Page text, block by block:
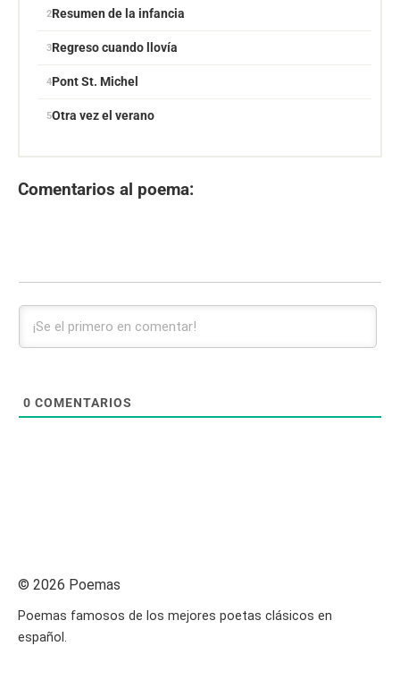
Resumen de la infancia
Regreso cuando llovía
Pont St. Michel
Otra vez el verano
Comentarios al poema:
0 COMENTARIOS
© 2026 Poemas
Poemas famosos de los mejores poetas clásicos en
español.